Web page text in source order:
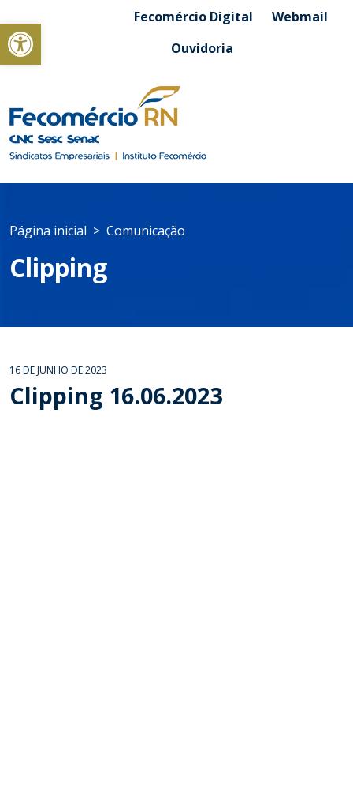
Abrir a barra de ferramentasFecomércio Digital
Webmail
Ouvidoria
Página inicial Comunicação
Clipping
16 DE JUNHO DE 2023
Clipping 16.06.2023